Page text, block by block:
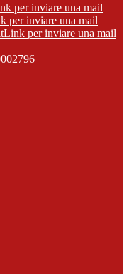
per inviare una mail
per inviare una mail
Link per inviare una mail